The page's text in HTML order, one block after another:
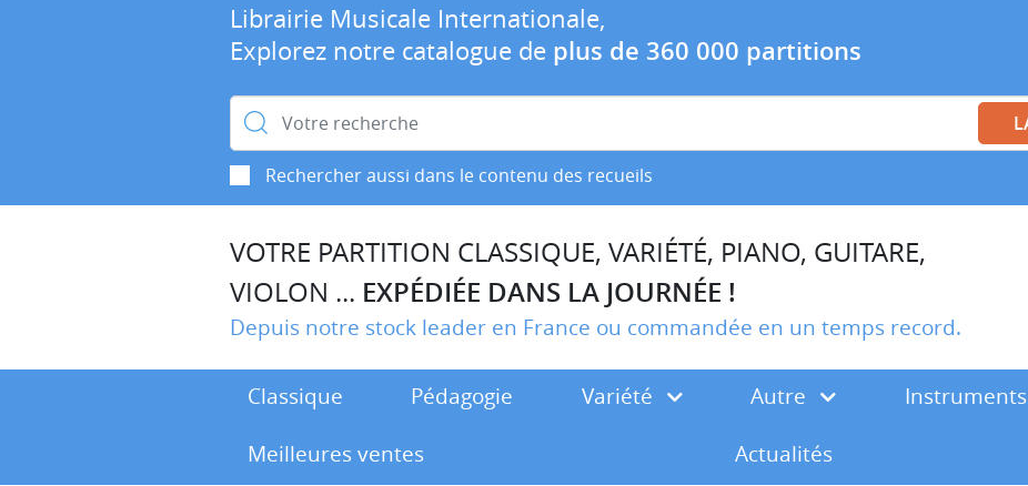
Librairie Musicale Internationale,
Explorez notre catalogue de plus de 360 000 partitions
Rechercher :
Rechercher aussi dans le contenu des recueils
VOTRE PARTITION CLASSIQUE, VARIÉTÉ, PIANO, GUITARE,
VIOLON ... EXPÉDIÉE DANS LA JOURNÉE !
Depuis notre stock leader en France ou commandée en un temps record.
Classique Pédagogie Variété Autre Instruments
Meilleures ventes
Actualités